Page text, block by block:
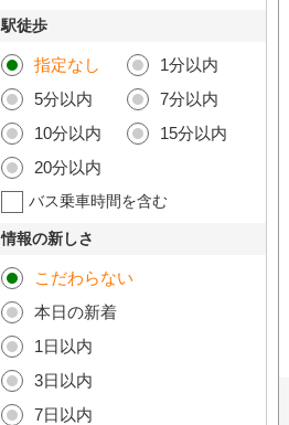
駅徒歩
指定なし
1分以内
5分以内
7分以内
10分以内
15分以内
20分以内
バス乗車時間を含む
情報の新しさ
こだわらない
本日の新着
1日以内
3日以内
7日以内